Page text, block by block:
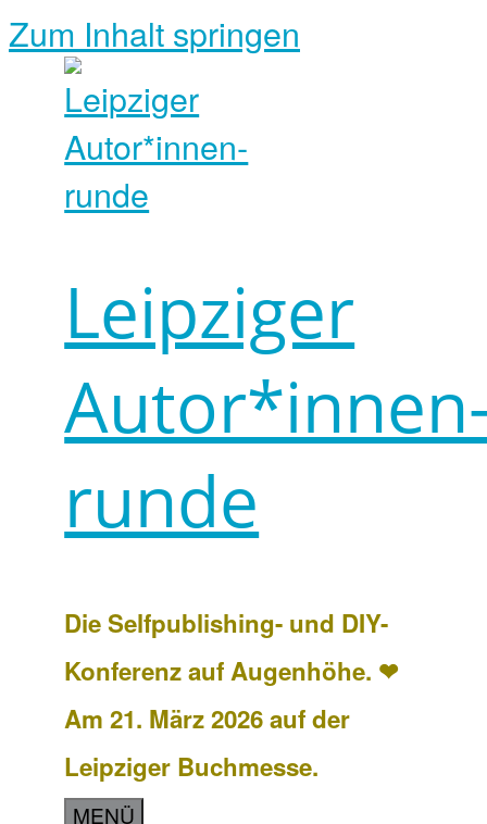
Zum Inhalt springen
Leipziger
runde
Die Selfpublishing- und DIY-
Konferenz auf Augenhöhe. ❤
Am 21. März 2026 auf der
Leipziger Buchmesse.
MENÜ